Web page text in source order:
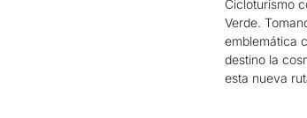
Cicloturismo
Verde.
emblemática
destino la
esta nueva